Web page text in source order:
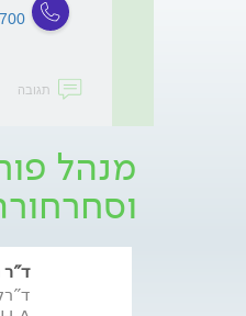
תגובה
מנהל
ד"ר